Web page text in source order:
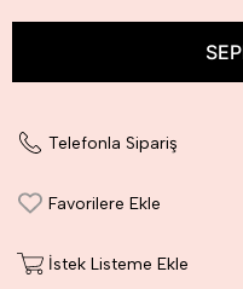
Telefonla Sipariş
Favorilere Ekle
İstek Listeme Ekle